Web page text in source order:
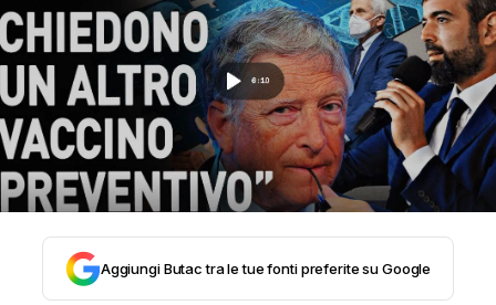
INTRATTENIMENTO
COMPLOTTI, LEGGENDE URBANE ED
EVERGREEN
EDITORIALI
Aggiungi Butac tra le tue fonti preferite su Google